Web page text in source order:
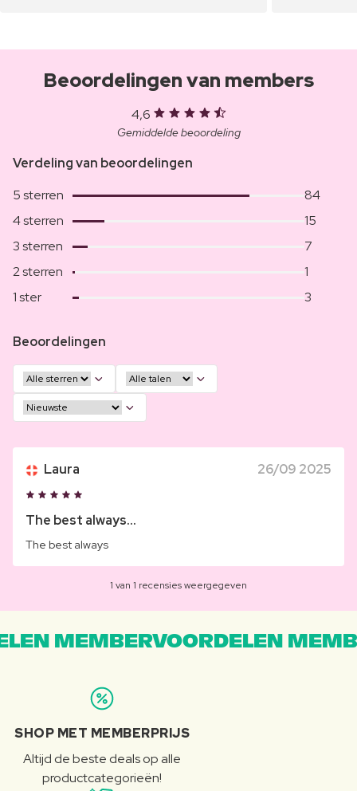
Beoordelingen van members
4,6
Gemiddelde beoordeling
Verdeling van beoordelingen
5 sterren
84
4 sterren
15
3 sterren
7
2 sterren
1
1 ster
3
Beoordelingen
Laura 26/09 2025
The best always...
The best always
1 van 1 recensies weergegeven
MEMBERVOORDELEN
SHOP MET MEMBERPRIJS
Altijd de beste deals op alle
productcategorieën!